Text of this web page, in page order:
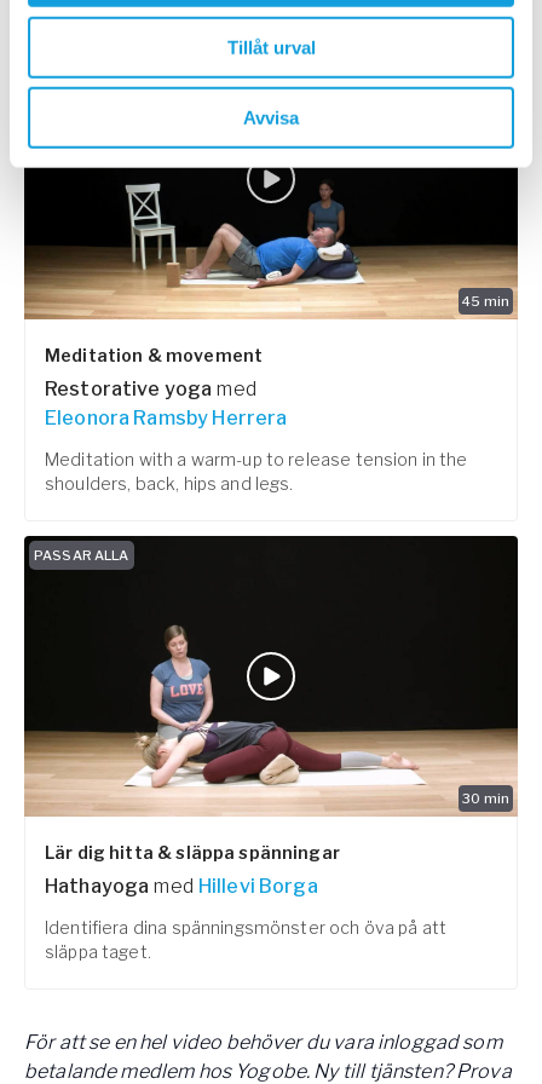
Tillåt urval
Avvisa
45 min
Meditation & movement
Restorative yoga med
Eleonora Ramsby Herrera
Meditation with a warm-up to release tension in the
shoulders, back, hips and legs.
30 min
PASSAR ALLA
Lär dig hitta & släppa spänningar
Hathayoga med Hillevi Borga
Identifiera dina spänningsmönster och öva på att
släppa taget.
För att se en hel video behöver du vara inloggad som
betalande medlem hos Yogobe. Ny till tjänsten? Prova